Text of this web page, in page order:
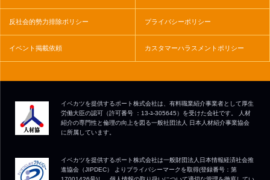
反社会的勢力排除ポリシー プライバシーポリシー
イベント掲載依頼 カスタマーハラスメントポリシー